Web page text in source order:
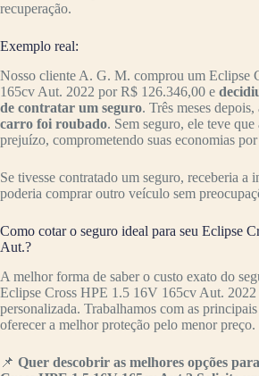
recuperação.
Exemplo real:
Nosso cliente A. G. M. comprou um Eclipse
165cv Aut. 2022 por R$ 126.346,00 e
de contratar um seguro. Três meses
carro foi roubado. Sem seguro, ele teve
prejuízo, comprometendo suas economias por
Se tivesse contratado um seguro, receberia a
poderia comprar outro veículo sem
Como cotar o seguro ideal para seu Eclipse
Aut.?
A melhor forma de saber o custo exato do
Eclipse Cross HPE 1.5 16V 165cv Aut. 2022
personalizada. Trabalhamos com as
oferecer a melhor proteção pelo menor preço.
📌 Quer descobrir as melhores opções